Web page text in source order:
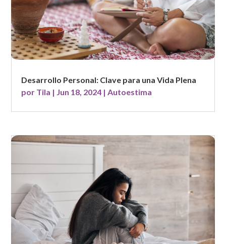
Desarrollo Personal: Clave para una Vida Plena
por Tila | Jun 18, 2024 | Autoestima